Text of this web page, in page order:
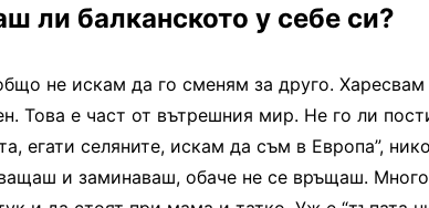
ли балканското у себе си?
не искам да го сменям за друго.
Това е част от вътрешния мир. Не го ли
егати селяните, искам да съм в Европа”,
и заминаваш, обаче не се връщаш.